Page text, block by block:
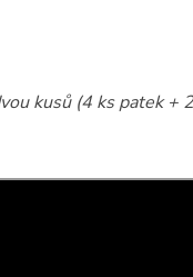
kusů (4 ks patek +